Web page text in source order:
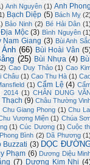
Anh Nguyên (1) Anh
Bạch Diệp (5) Bách Mỵ
Bảo Ninh (2) Bé Hải Dân
Địa Mộc (3) Bình Nguyên
Nam Giang (3) Bùi Anh
(66) Bùi Hoài Vân
(25) Bùi Nhựa (4)
Cao Duy Thảo (1) Cao
Châu (1) Cao Thu Hà (1)
(1) Cẩm Lệ (4)
2014 (1) CHÂN DUNG
(9) Châu Thường
Chu Giang Phong (1) Chu
Vương Miện (1) Chúa
(1) Cúc Dương (1) Cuộc
Bình (2) Dã Phương
Buzzati (3) DỌC
Phạm (6) Dương Diệu
(7) Dương Kim Nhi